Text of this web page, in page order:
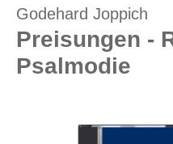
Godehard Joppich
Preisungen -
Psalmodie
Bildergalerie überspringen